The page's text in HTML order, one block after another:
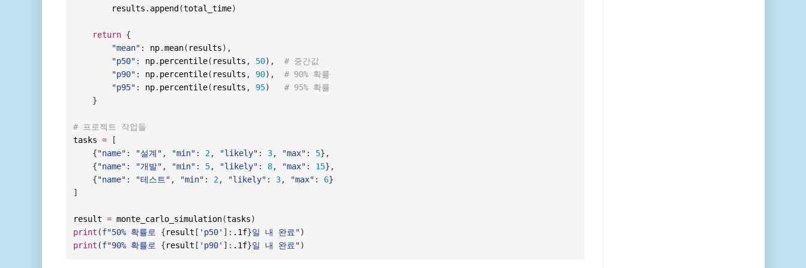
        results
. append (total_time)
return {
"mean" : np.mean( results) ,
"p50" : np. percentile( results , 50) ,
# 중간값
"p90" : np. percentile( results , 90) ,
# 90% 확률
"p95" : np. percentile( results , 95)
# 95% 확률
}
# 프로젝트 작업들
tasks =
[
{"name" : "설계" , "min" : 2, "likely" : 3, "max" : 5} ,
{"name" : "개발" , "min" : 5, "likely" : 8, "max" : 15} ,
{"name" : "테스트" , "min" : 2, "likely" : 3, "max" : 6}
]
result = monte_carlo_simulation(tasks)
print (f"50% 확률로 {result [ 'p50' ] : .1f}일 내 완료")
print (f"90% 확률로 {result [ 'p90' ] : .1f}일 내 완료")